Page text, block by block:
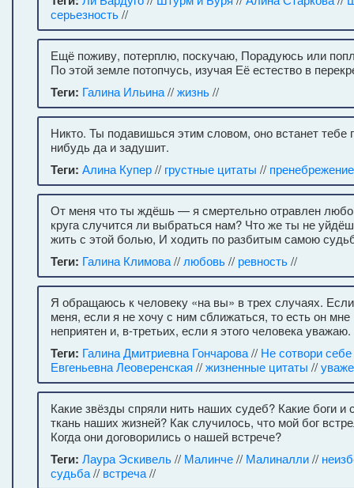
серьезность//
Ещё поживу, потерплю, поскучаю, Порадуюсь или
По этой земле потопчусь, изучая Её естество в
Теги: Галина Ильина//жизнь//
Никто. Ты подавишься этим словом, оно встанет тебе
нибудь да и задушит.
Теги: Алина Купер// грустные цитаты // пренебрежение
От меня что ты ждёшь — я смертельно отравлен
круга случится ли выбраться нам? Что же ты не
жить с этой болью, И ходить по разбитым самою
Теги: Галина Климова// любовь// ревность//
Я обращаюсь к человеку «на вы» в трех случаях.
меня, если я не хочу с ним сближаться, то есть он
неприятен и, в-третьих, если я этого человека уважаю.
Теги: Галина Дмитриевна Гончарова// Не сотвори
Евгеньевна Леоверенская //жизненные цитаты //
Какие звёзды спряли нить наших судеб? Какие боги и
ткань наших жизней? Как случилось, что мой бог
Когда они договорились о нашей встрече?
Теги: Лаура Эскивель// Малинче// Малиналли//
судьба// встреча//